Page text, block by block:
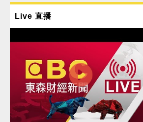
Live 直播